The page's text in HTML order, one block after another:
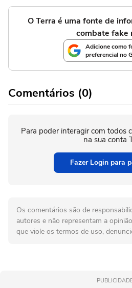
O Terra é uma fonte de
combate fake
Adicione como
preferencial no
Comentários (0)
Para poder interagir com todos
na sua conta
Fazer Login para
Os comentários são de
autores e não representam a
que viole os termos de uso,